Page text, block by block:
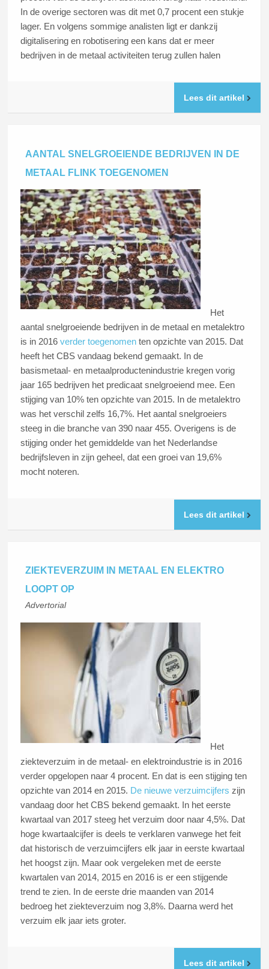
In de overige sectoren was dit met 0,7 procent een stukje
lager. En volgens sommige analisten ligt er dankzij
digitalisering en robotisering een kans dat er meer
bedrijven in de metaal activiteiten terug zullen halen
Lees dit artikel
AANTAL SNELGROEIENDE BEDRIJVEN IN DE
METAAL FLINK TOEGENOMEN
Het
aantal snelgroeiende bedrijven in de metaal en metalektro
is in 2016verder toegenomen ten opzichte van 2015. Dat
heeft het CBS vandaag bekend gemaakt. In de
basismetaal- en metaalproductenindustrie kregen vorig
jaar 165 bedrijven het predicaat snelgroeiend mee. Een
stijging van 10% ten opzichte van 2015. In de metalektro
was het verschil zelfs 16,7%. Het aantal snelgroeiers
steeg in die branche van 390 naar 455. Overigens is de
stijging onder het gemiddelde van het Nederlandse
bedrijfsleven in zijn geheel, dat een groei van 19,6%
mocht noteren.
Lees dit artikel
ZIEKTEVERZUIM IN METAAL EN ELEKTRO
LOOPT OP
Advertorial
Het
ziekteverzuim in de metaal- en elektroindustrie is in 2016
verder opgelopen naar 4 procent. En dat is een stijging ten
opzichte van 2014 en 2015. De nieuwe verzuimcijfers zijn
vandaag door het CBS bekend gemaakt. In het eerste
kwartaal van 2017 steeg het verzuim door naar 4,5%. Dat
hoge kwartaalcijfer is deels te verklaren vanwege het feit
dat historisch de verzuimcijfers elk jaar in eerste kwartaal
het hoogst zijn. Maar ook vergeleken met de eerste
kwartalen van 2014, 2015 en 2016 is er een stijgende
trend te zien. In de eerste drie maanden van 2014
bedroeg het ziekteverzuim nog 3,8%. Daarna werd het
verzuim elk jaar iets groter.
Lees dit artikel